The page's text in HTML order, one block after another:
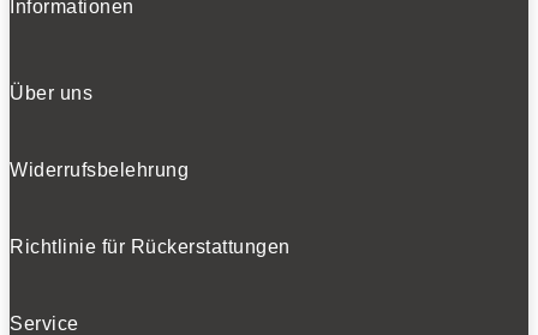
Informationen
Über uns
Widerrufsbelehrung
Richtlinie für Rückerstattungen
Service